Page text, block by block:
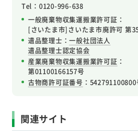
Tel：0120-996-638
一般廃棄物収集運搬業許可証：
[さいたま市]さいたま市廃許可 第
遺品整理士：一般社団法人
遺品整理士認定協会
産業廃棄物収集運搬業許可証 ：
第01100166157号
古物商許可証番号 ：542791100800
関連サイト